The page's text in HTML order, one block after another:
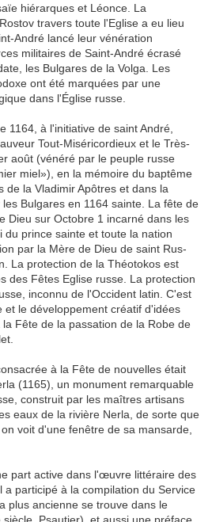
hiérarques et Léonce. La
travers toute l'Eglise a eu lieu
André lancé leur vénération
militaires de Saint-André écrasé
les Bulgares de la Volga. Les
ont été marquées par une
dans l'Église russe.
à l'initiative de saint André,
Tout-Miséricordieux et le Très-
août (vénéré par le peuple russe
miel»), en la mémoire du baptême
de la Vladimir Apôtres et dans la
Bulgares en 1164 sainte. La fête de
Dieu sur Octobre 1 incarné dans les
du prince sainte et toute la nation
par la Mère de Dieu de saint Rus-
La protection de la Théotokos est
des Fêtes Eglise russe. La protection
inconnu de l'Occident latin. C'est
et le développement créatif d'idées
Fête de la passation de la Robe de
à la Fête de nouvelles était
(1165), un monument remarquable
construit par les maîtres artisans
eaux de la rivière Nerla, de sorte que
voit d'une fenêtre de sa mansarde,
active dans l'œuvre littéraire des
a participé à la compilation du Service
plus ancienne se trouve dans le